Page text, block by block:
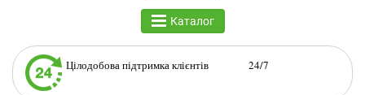
Каталог
Цілодобова підтримка клієнтів 24/7